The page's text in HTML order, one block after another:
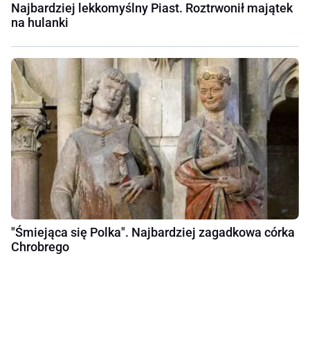
Najbardziej lekkomyślny Piast. Roztrwonił majątek
na hulanki
"Śmiejąca się Polka". Najbardziej zagadkowa córka
Chrobrego